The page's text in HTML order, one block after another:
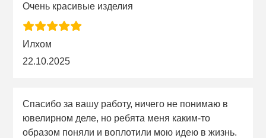
Очень красивые изделия
Илхом
22.10.2025
Спасибо за вашу работу, ничего не понимаю в
ювелирном деле, но ребята меня каким-то
образом поняли и воплотили мою идею в жизнь.